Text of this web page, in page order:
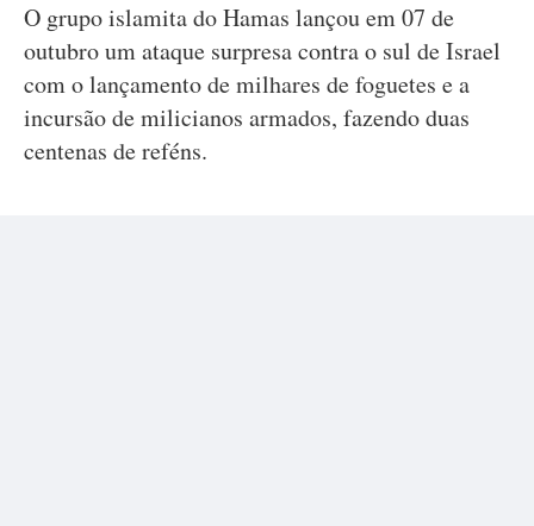
O grupo islamita do Hamas lançou em 07 de
outubro um ataque surpresa contra o sul de Israel
com o lançamento de milhares de foguetes e a
incursão de milicianos armados, fazendo duas
centenas de reféns.